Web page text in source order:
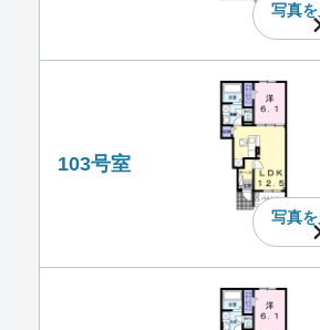
写真を
103号室
写真を